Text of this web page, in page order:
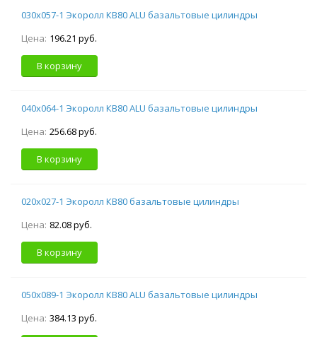
030х057-1 Экоролл КВ80 ALU базальтовые цилиндры
Цена: 196.21 руб.
В корзину
040х064-1 Экоролл КВ80 ALU базальтовые цилиндры
Цена: 256.68 руб.
В корзину
020х027-1 Экоролл КВ80 базальтовые цилиндры
Цена: 82.08 руб.
В корзину
050х089-1 Экоролл КВ80 ALU базальтовые цилиндры
Цена: 384.13 руб.